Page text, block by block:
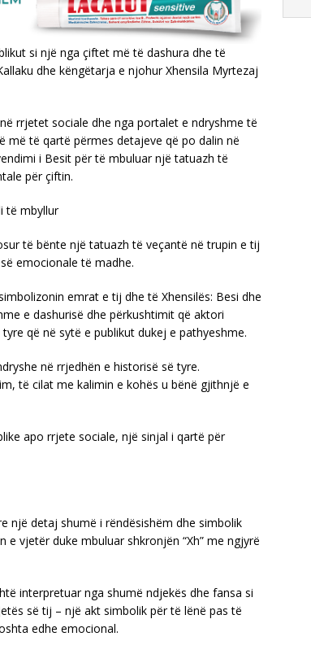
si një nga çiftet më të dashura dhe të
dhe këngëtarja e njohur Xhensila Myrtezaj
rrjetet sociale dhe nga portalet e ndryshme të
më të qartë përmes detajeve që po dalin në
i Besit për të mbuluar një tatuazh të
për çiftin.
të mbyllur
të bënte një tatuazh të veçantë në trupin e tij
emocionale të madhe.
emrat e tij dhe të Xhensilës: Besi dhe
e dashurisë dhe përkushtimit që aktori
që në sytë e publikut dukej e pathyeshme.
në rrjedhën e historisë së tyre.
të cilat me kalimin e kohës u bënë gjithnjë e
apo rrjete sociale, një sinjal i qartë për
një detaj shumë i rëndësishëm dhe simbolik
vjetër duke mbuluar shkronjën “Xh” me ngjyrë
interpretuar nga shumë ndjekës dhe fansa si
së tij – një akt simbolik për të lënë pas të
edhe emocional.